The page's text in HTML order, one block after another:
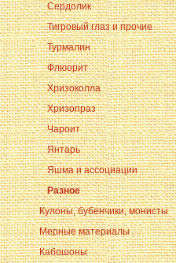
Сердолик
Тигровый глаз и прочие
Турмалин
Флюорит
Хризоколла
Хризопраз
Чароит
Янтарь
Яшма и ассоциации
Разное
Кулоны, бубенчики, монисты
Мерные материалы
Кабошоны